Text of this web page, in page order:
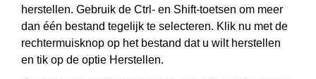
herstellen. Gebruik de Ctrl- en Shift-toetsen om meer
dan één bestand tegelijk te selecteren. Klik nu met de
rechtermuisknop op het bestand dat u wilt herstellen
en tik op de optie Herstellen.